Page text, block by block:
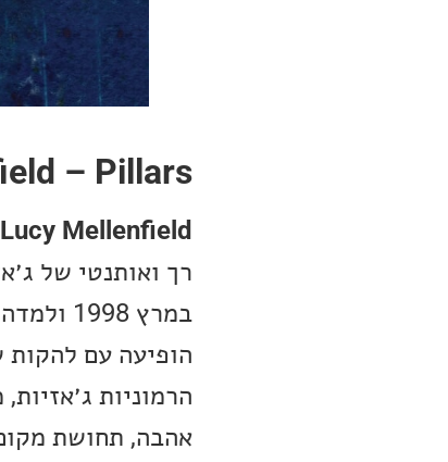
– Pillars
Lucy Mellenfield
הופיעה עם להקות
הרמוניות